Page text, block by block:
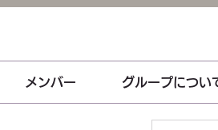
メンバー グループについ